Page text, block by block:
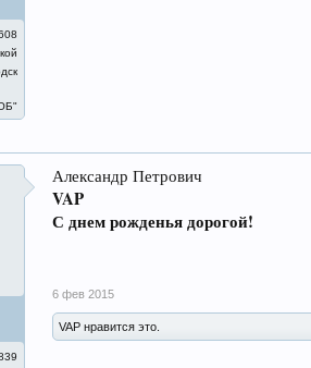
Александр Петрович
VAP
С днем рожденья дорогой!
6 фев 2015
VAP нравится это.